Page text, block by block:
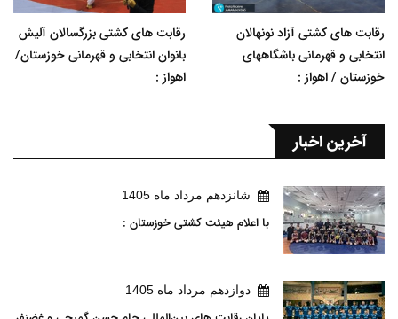
رقابت های کشتی آزاد نونهالان
انتخابی و قهرمانی باشگاههای
خوزستان / اهواز :
رقابت های کشتی بزرگسالان آلیش
بانوان انتخابی و قهرمانی خوزستان/
اهواز :
آخرین اخبار
شانزدهم مرداد ماه 1405
با اعلام هیئت کشتی خوزستان :
دوازدهم مرداد ماه 1405